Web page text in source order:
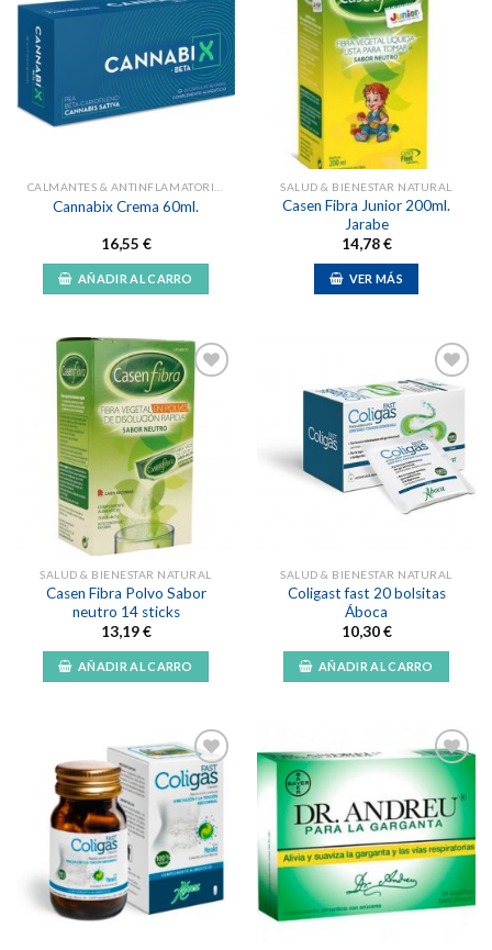
Añadir
a la
lista de
deseos
Cannabix Crema 60ml.
16,55 €
AÑADIR AL CARRO
SALUD & BIENESTAR NATURAL
Casen Fibra Junior 200ml.
Jarabe
14,78€
VER MÁS
lista de
deseos
SALUD & BIENESTAR NATURAL
Casen Fibra Polvo Sabor
neutro 14 sticks
13,19€
AÑADIR AL CARRO
Añadir
a la
lista de
deseos
SALUD & BIENESTAR NATURAL
Coligast fast 20 bolsitas
Áboca
10,30€
AÑADIR AL CARRO
Añadir
a la
lista de
deseos
Añadir
a la
lista de
deseos